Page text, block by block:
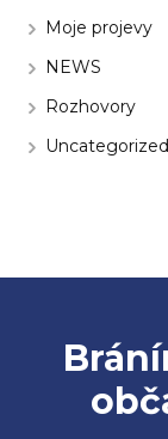
Moje projevy
NEWS
Rozhovory
Uncategorized